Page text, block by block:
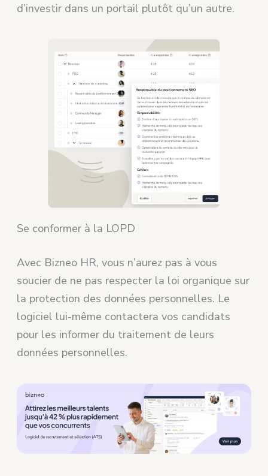
d’investir dans un portail plutôt qu’un autre.
Se conformer à la LOPD
Avec Bizneo HR, vous n’aurez pas à vous
soucier de ne pas respecter la loi organique sur
la protection des données personnelles. Le
logiciel lui-même contactera vos candidats
pour les informer du traitement de leurs
données personnelles.